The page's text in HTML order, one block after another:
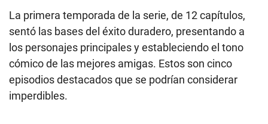
La primera temporada de la serie, de 12 capítulos,
sentó las bases del éxito duradero, presentando a
los personajes principales y estableciendo el tono
cómico de las mejores amigas. Estos son cinco
episodios destacados que se podrían considerar
imperdibles.